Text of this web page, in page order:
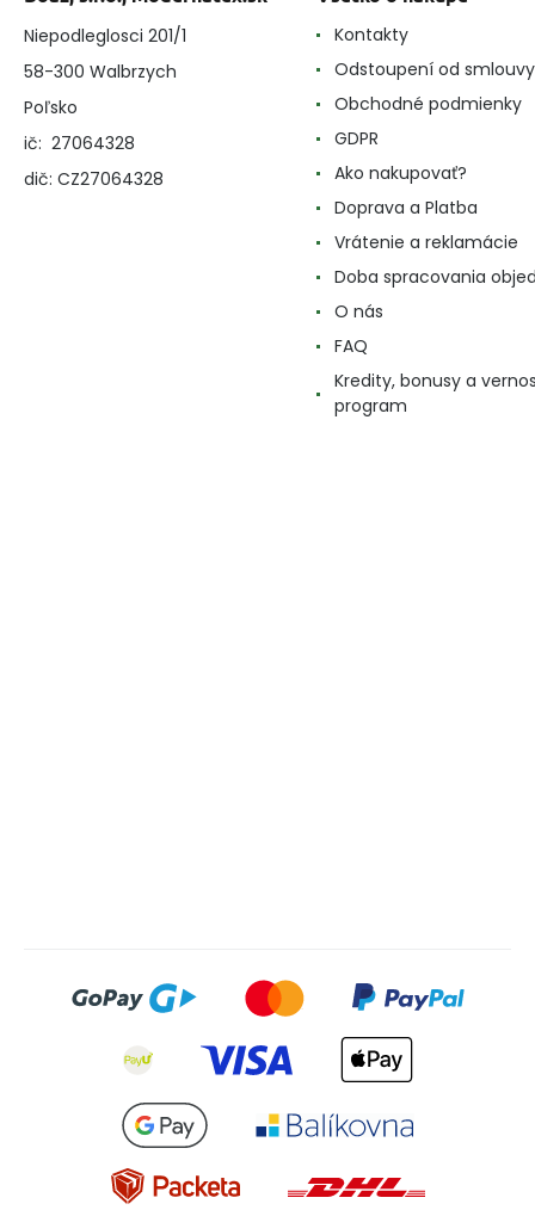
Niepodleglosci 201/1
58-300 Walbrzych
Poľsko
ič: 27064328
dič: CZ27064328
Kontakty
Odstoupení od smlouvy
Obchodné podmienky
GDPR
Ako nakupovať?
Doprava a Platba
Vrátenie a reklamácie
Doba spracovania
O nás
FAQ
Kredity, bonusy a
program